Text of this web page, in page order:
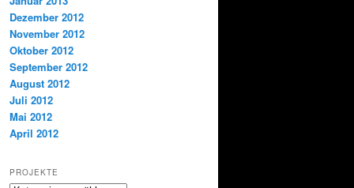
Dezember 2012
November 2012
Oktober 2012
September 2012
August 2012
Juli 2012
Mai 2012
April 2012
PROJEKTE